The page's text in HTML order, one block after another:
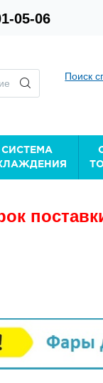
05-06
Поиск
СИСТЕМА